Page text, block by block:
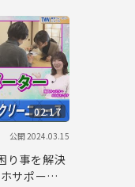
02:17
公開2024.03.15
り事を解決
サポータ